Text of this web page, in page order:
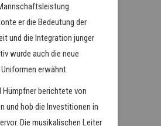
er die Bedeutung der
und die Integration junger
wurde auch die neue
erwähnt.
Hümpfner berichtete von
und hob die Investitionen in
Die musikalischen Leiter